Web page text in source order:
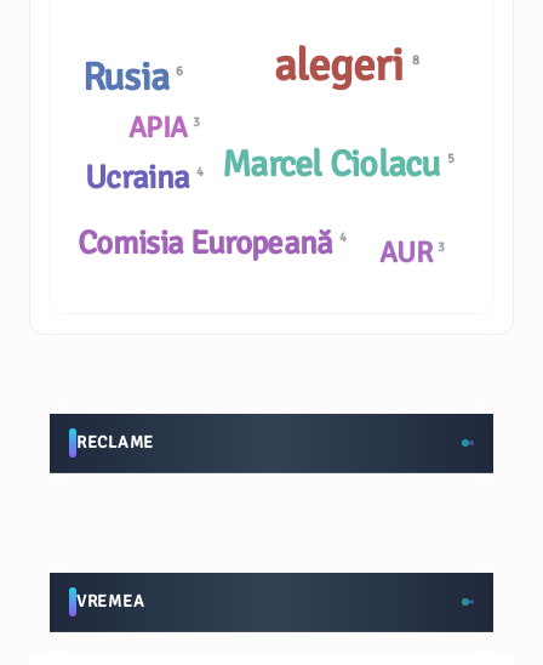
Marcel Ciolacu 5
Ucraina 4
Comisia Europeană 4 AUR 3
APIA 3
alegeri 8
Rusia6
RECLAME
VREMEA